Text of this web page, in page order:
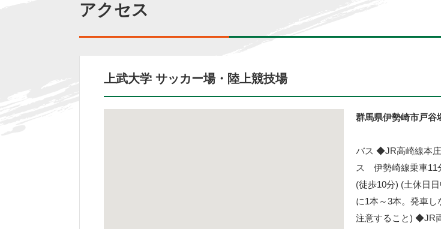
アクセス
上武大学 サッカー場・陸上競技場
群馬県伊勢崎市戸谷
バス ◆JR高崎線本
ス 伊勢崎線乗車11
(徒歩10分) (土休日
に1本～3本。発車
注意すること) ◆JR